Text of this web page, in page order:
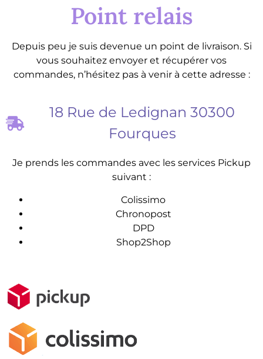
Point relais
Depuis peu je suis devenue un point de livraison. Si
vous souhaitez envoyer et récupérer vos
commandes, n’hésitez pas à venir à cette adresse :
18 Rue de Ledignan 30300
Fourques
Je prends les commandes avec les services Pickup
suivant :
Colissimo
Chronopost
DPD
Shop2Shop